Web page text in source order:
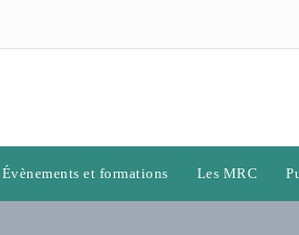
Évènements et formations Les MRC